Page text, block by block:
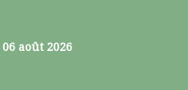
août 2026